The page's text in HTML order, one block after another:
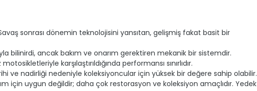
sonrası dönemin teknolojisini yansıtan, gelişmiş fakat basit bir
bilinirdi, ancak bakım ve onarım gerektiren mekanik bir sistemdir.
karşılaştırıldığında performansı sınırlıdır.
ve nadirliği nedeniyle koleksiyoncular için yüksek bir değere sahip olabilir.
için uygun değildir; daha çok restorasyon ve koleksiyon amaçlıdır. Yedek